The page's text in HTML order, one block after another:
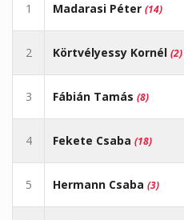
1 Madarasi Péter (14)
2 Körtvélyessy Kornél (2)
3 Fábián Tamás (8)
4 Fekete Csaba (18)
5 Hermann Csaba (3)